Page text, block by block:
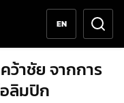
EN
ว้าชัย จากการ
ลิมปิก